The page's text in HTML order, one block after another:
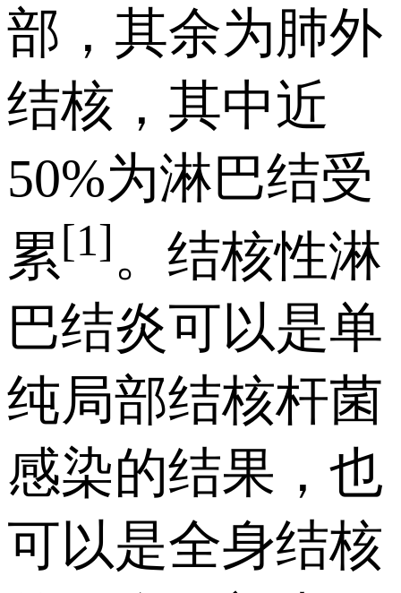
部，其余为肺外
结核，其中近
50%为淋巴结受
累[1]。结核性淋
巴结炎可以是单
纯局部结核杆菌
感染的结果，也
可以是全身结核